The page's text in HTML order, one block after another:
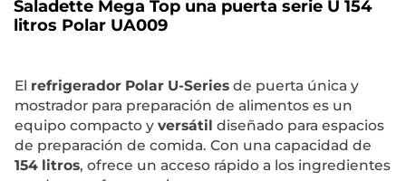
Saladette Mega Top una puerta serie U 154
litros Polar UA009
El refrigerador Polar U-Series de puerta única y
mostrador para preparación de alimentos es un
equipo compacto y versátil diseñado para espacios
de preparación de comida. Con una capacidad de
154 litros, ofrece un acceso rápido a los ingredientes